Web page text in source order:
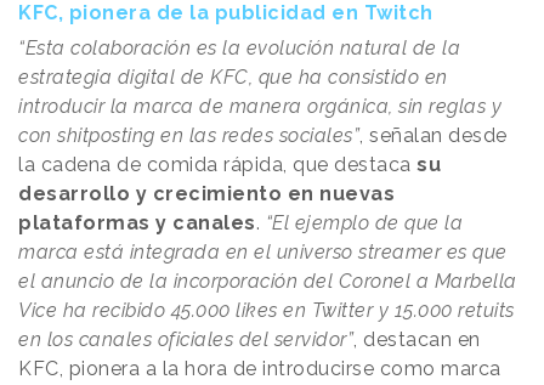
KFC, pionera de la publicidad en Twitch
“Esta colaboración es la evolución natural de la
estrategia digital de KFC, que ha consistido en
introducir la marca de manera orgánica, sin reglas y
con shitposting en las redes sociales”, señalan desde
la cadena de comida rápida, que destaca su
desarrollo y crecimiento en nuevas
plataformas y canales. “El ejemplo de que la
marca está integrada en el universo streamer es que
el anuncio de la incorporación del Coronel a Marbella
Vice ha recibido 45.000 likes en Twitter y 15.000 retuits
en los canales oficiales del servidor”, destacan en
KFC, pionera a la hora de introducirse como marca